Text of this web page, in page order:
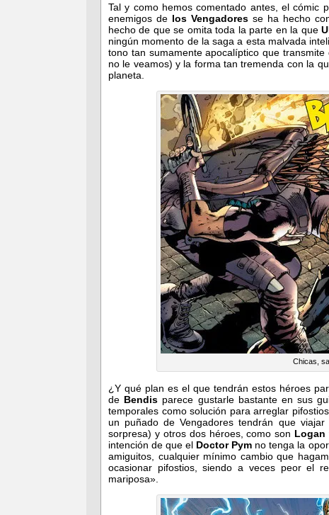
Tal y como hemos comentado antes, el cómic
enemigos de los Vengadores se ha hecho
hecho de que se omita toda la parte en la que
ningún momento de la saga a esta malvada
tono tan sumamente apocalíptico que
no le veamos) y la forma tan tremenda con la
planeta.
Chicas,
¿Y qué plan es el que tendrán estos héroes
de Bendis parece gustarle bastante en sus
temporales como solución para arreglar
un puñado de Vengadores tendrán que
sorpresa) y otros dos héroes, como son Logan
intención de que el Doctor Pym no tenga la
amiguitos, cualquier mínimo cambio que
ocasionar pifostios, siendo a veces peor el
mariposa».